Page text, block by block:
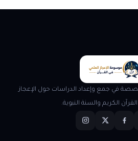
في جمع وإعداد الدراسات حول الإعجاز
الكريم والسنة النبوية.